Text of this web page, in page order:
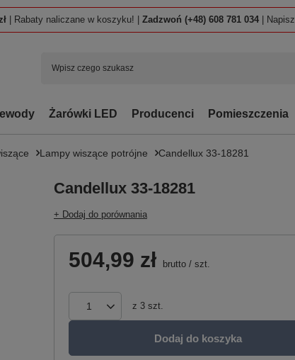
| Rabaty naliczane w koszyku! | Zadzwoń (+48) 608 781 034 |
Żarówki LED Producenci Pomieszczenia
Lampy wiszące potrójne Candellux 33-18281
Candellux 33-18281
+ Dodaj do porównania
504,99 zł brutto / szt.
z 3 szt.
Dodaj do koszyka